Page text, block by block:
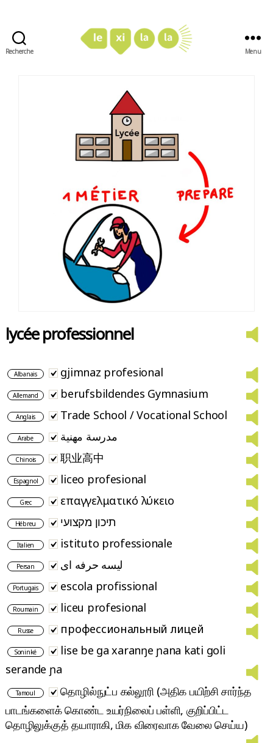
Recherche Menu
lycée professionnel
Albanais gjimnaz profesional
Allemand berufsbildendes Gymnasium
Anglais Trade School / Vocational School
Arabe مدرسة مهنية
Chinois 职业高中
Espagnol liceo profesional
Grec επαγγελματικό λύκειο
Hébreu תיכון מקצועי
Italien istituto professionale
Persan لیسه حرفه ای
Portugais escola profissional
Roumain liceu profesional
Russe профессиональный лицей
Soninké
lise be ga xaranŋe ɲana kati goli
serande ɲa
Tamoul
தொழில்நுட்ப கல்லூரி (அதிக பயிற்சி சார்ந்த
பாடங்களைக் கொண்ட உயர்நிலைப் பள்ளி, குறிப்பிட்ட
தொழிலுக்குத் தயாராகி, மிக விரைவாக வேலை செய்ய)